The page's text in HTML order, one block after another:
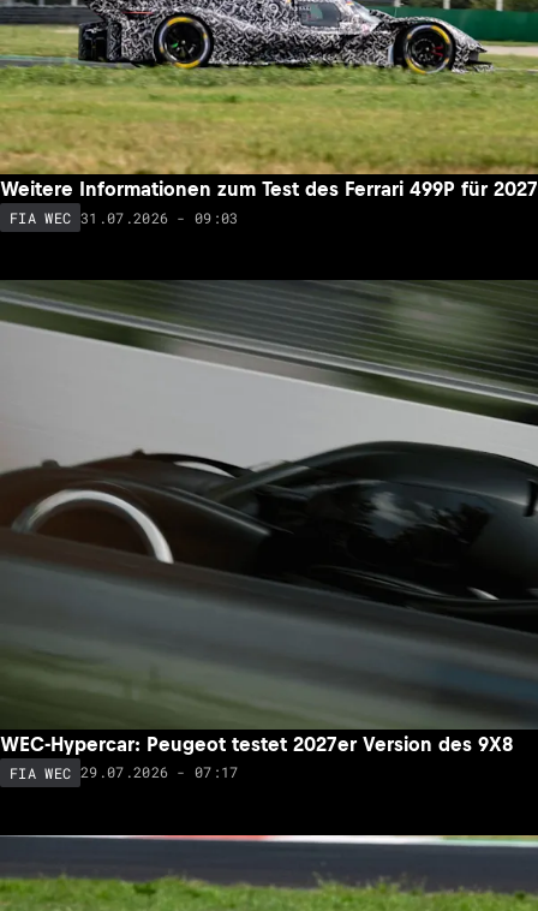
Weitere Informationen zum Test des Ferrari 499P für 2027
FIA WEC 31.07.2026 - 09:03
WEC-Hypercar: Peugeot testet 2027er Version des 9X8
FIA WEC 29.07.2026 - 07:17